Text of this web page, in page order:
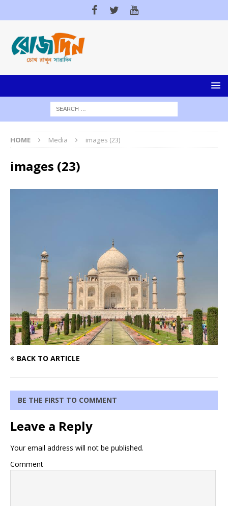
HOME Media images (23)
images (23)
BACK TO ARTICLE
BE THE FIRST TO COMMENT
Leave a Reply
Your email address will not be published.
Comment